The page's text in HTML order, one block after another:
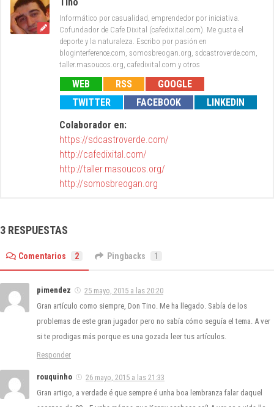
Tino
Informático por casualidad, emprendedor por iniciativa.
Cofundador de Cafe Dixital (cafedixital.com). Me gusta el
deporte y la naturaleza. Escribo por pasión en
bloginterference.com, somosbreogan.org, sdcastroverde.com,
taller.masoucos.org, cafedixital.com y otros
WEB RSS
GOOGLE
TWITTER
FACEBOOK
LINKEDIN
Colaborador en:
https://sdcastroverde.com/
http://cafedixital.com/
http://taller.masoucos.org/
http://somosbreogan.org
3 RESPUESTAS
Comentarios 2 Pingbacks 1
pimendez
25 mayo, 2015 a las 20:20
Gran artículo como siempre, Don Tino. Me ha llegado. Sabía de los
problemas de este gran jugador pero no sabía cómo seguía el tema. A ver
si te prodigas más porque es una gozada leer tus artículos.
Responder
rouquinho
26 mayo, 2015 a las 21:33
Gran artigo, a verdade é que sempre é unha boa lembranza falar daquel